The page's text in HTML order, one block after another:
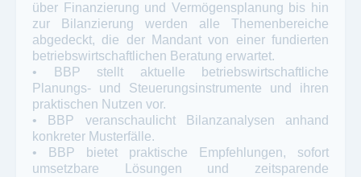
über Finanzierung und Vermögensplanung bis hin
zur Bilanzierung werden alle Themenbereiche
abgedeckt, die der Mandant von einer fundierten
betriebswirtschaftlichen Beratung erwartet.
• BBP stellt aktuelle betriebswirtschaftliche
Planungs- und Steuerungsinstrumente und ihren
praktischen Nutzen vor.
• BBP veranschaulicht Bilanzanalysen anhand
konkreter Musterfälle.
• BBP bietet praktische Empfehlungen, sofort
umsetzbare Lösungen und zeitsparende